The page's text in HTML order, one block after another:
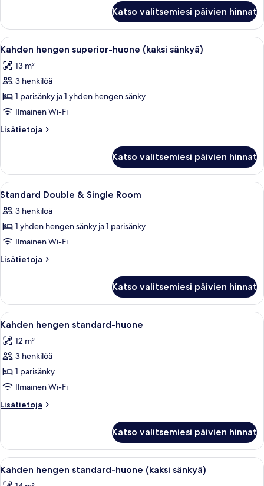
superior-
huone
Katso valitsemiesi päivien hinnat
Avaa
kaikki
huonetyypin
Kahden
hengen
superior-
huone
(kaksi
kuvat
Hotellihuone, jossa on kaksi
5
Kahden hengen superior-huone (kaksi sänkyä)
13 m²
3 henkilöä
1 parisänky ja 1 yhden hengen sänky
Ilmainen Wi-Fi
Lisätietoja
Lisätietoja
superior-
huone
(kaksi
Katso valitsemiesi päivien hinnat
Avaa
kaikki
huonetyypin
Standard
Double
&
kuvat
6
Standard Double & Single Room
3 henkilöä
1 yhden hengen sänky ja 1 parisänky
Ilmainen Wi-Fi
Lisätietoja
Lisätietoja
&
Single
Room
Katso valitsemiesi päivien hinnat
Avaa
kaikki
huonetyypin
Kahden
hengen
standard-
huone
kuvat
Hotellihuone, jossa on suuri sänky,
6
Kahden hengen standard-huone
12 m²
3 henkilöä
1 parisänky
Ilmainen Wi-Fi
Lisätietoja
Lisätietoja
standard-
huone
Katso valitsemiesi päivien hinnat
Avaa
kaikki
Hotellihuone, jossa on kaksi
6
Kahden hengen standard-huone (kaksi sänkyä)